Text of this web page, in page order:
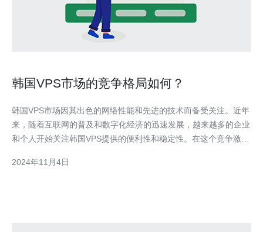
韩国VPS市场的竞争格局如何？
韩国VPS市场因其出色的网络性能和先进的技术而备受关注。近年
来，随着互联网的普及和数字化经济的迅速发展，越来越多的企业
和个人开始关注韩国VPS提供的便利性和稳定性。在这个竞争激烈
市场份额。韩国VPS市场的竞争形势目前，韩国VPS市场主要由几
2024年11月4日